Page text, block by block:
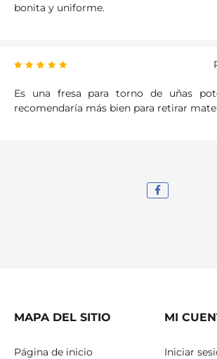
bonita y uniforme.
Es una fresa para torno de uñas
recomendaría más bien para retirar
MAPA DEL SITIO
Página de inicio
MI
Iniciar